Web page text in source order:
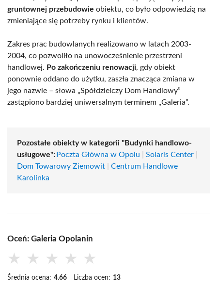
gruntownej przebudowie obiektu, co było odpowiedzią na
zmieniające się potrzeby rynku i klientów.
Zakres prac budowlanych realizowano w latach 2003-
2004, co pozwoliło na unowocześnienie przestrzeni
handlowej. Po zakończeniu renowacji, gdy obiekt
ponownie oddano do użytku, zaszła znacząca zmiana w
jego nazwie – słowa „Spółdzielczy Dom Handlowy”
zastąpiono bardziej uniwersalnym terminem „Galeria”.
Pozostałe obiekty w kategorii "Budynki handlowo-
usługowe": Poczta Główna w Opolu Solaris Center
Dom Towarowy Ziemowit
Centrum Handlowe
Karolinka
Oceń: Galeria Opolanin
★ ★ ★ ★ ★
Średnia ocena: 4.66 Liczba ocen: 13